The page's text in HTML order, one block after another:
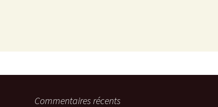
Commentaires récents